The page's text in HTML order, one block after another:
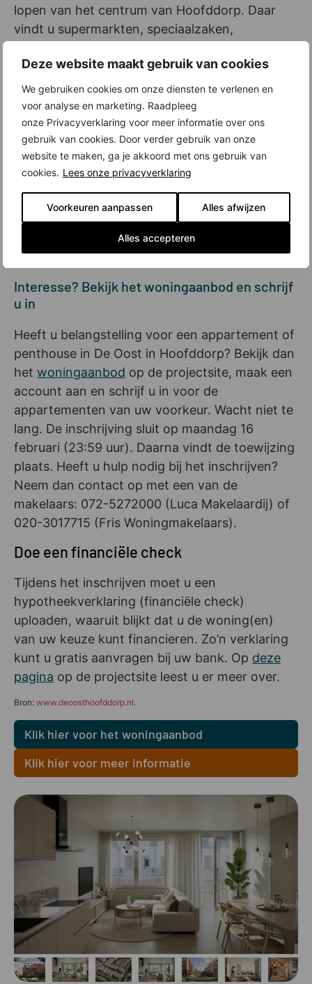
Deze website maakt gebruik van cookies
We gebruiken cookies om onze diensten te verlenen en
voor analyse en marketing. Raadpleeg
onze Privacyverklaring voor meer informatie over ons
gebruik van cookies. Door verder gebruik van onze
website te maken, ga je akkoord met ons gebruik van
cookies. Lees onze privacyverklaring
Voorkeuren aanpassen Alles afwijzen
Alles accepteren
lopen van het centrum van Hoofddorp. Daar
vindt u supermarkten, speciaalzaken,
naar grotere steden als Amsterdam of Haarlem?
Geen probleem. In acht minuten fietst u naar
Station Hoofddorp. Vanaf die plek brengt de
trein u in ongeveer twintig minuten naar een
van beide steden. Bent u juist toe aan rust en
ruimte? Fiets dan het polderland rondom
Hoofddorp in. Of ga naar het nabijgelegen
Haarlemmermeerse Bos. Dat is een prachtig
natuur- en recreatiegebied van 115 hectare met
wandelpaden, zwemwater en andere
recreatiemogelijkheden.
Interesse? Bekijk het woningaanbod en schrijf
u in
Heeft u belangstelling voor een appartement of
penthouse in De Oost in Hoofddorp? Bekijk dan
het woningaanbod op de projectsite, maak een
account aan en schrijf u in voor de
appartementen van uw voorkeur. Wacht niet te
lang. De inschrijving sluit op maandag 16
februari (23:59 uur). Daarna vindt de toewijzing
plaats. Heeft u hulp nodig bij het inschrijven?
Neem dan contact op met een van de
makelaars: 072-5272000 (Luca Makelaardij) of
020-3017715 (Fris Woningmakelaars).
Doe een financiële check
Tijdens het inschrijven moet u een
hypotheekverklaring (financiële check)
uploaden, waaruit blijkt dat u de woning(en)
van uw keuze kunt financieren. Zo’n verklaring
kunt u gratis aanvragen bij uw bank. Op deze
pagina op de projectsite leest u er meer over.
Bron: www.deoosthoofddorp.nl.
Klik hier voor het woningaanbod
Klik hier voor meer informatie